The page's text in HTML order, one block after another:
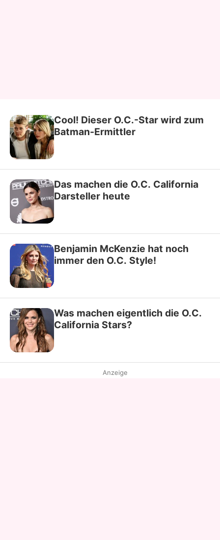
Cool! Dieser O.C.-Star wird zum
Batman-Ermittler
Das machen die O.C. California
Darsteller heute
Benjamin McKenzie hat noch
immer den O.C. Style!
Was machen eigentlich die O.C.
California Stars?
Anzeige